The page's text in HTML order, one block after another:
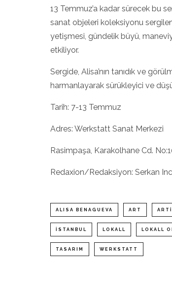
13 Temmuz’a kadar sürecek bu
sanat objeleri koleksiyonu
yetişmesi, gündelik büyü,
etkiliyor.
Sergide, Alisa’nın tanıdık ve
harmanlayarak sürükleyici ve
Tarih: 7-13 Temmuz
Adres: Werkstatt Sanat Merkezi
Rasimpaşa, Karakolhane Cd.
Redaxion/Redaksiyon: Serkan
ALISA BENAGUEVA ART
ISTANBUL LOKALL LOKALL
TASARIM WERKSTATT